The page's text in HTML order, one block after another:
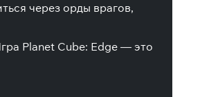
через орды врагов,
Planet Cube: Edge — это